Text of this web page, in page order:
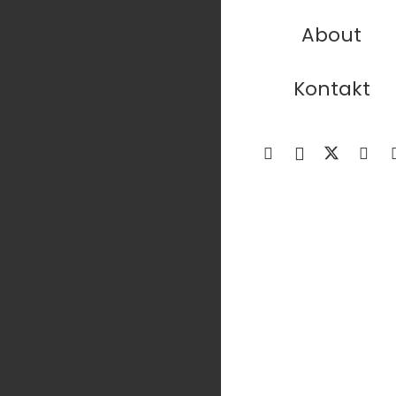
About
Kontakt
More
Sweep: Aus
die